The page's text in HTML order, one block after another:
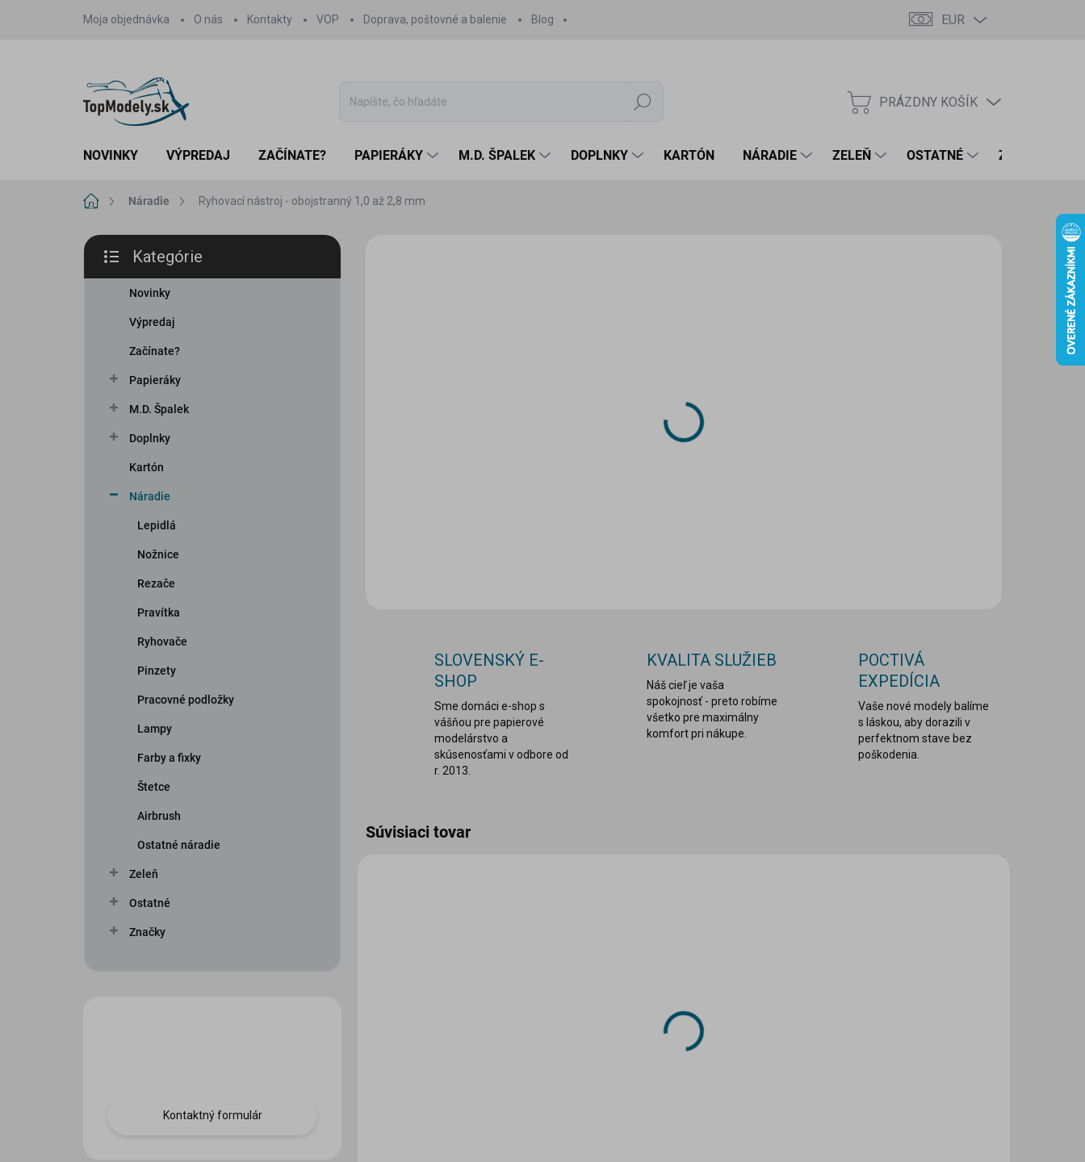
Moja objednávka O nás Kontakty VOP Doprava, poštovné a balenie Blog EUR
Hľadať
NÁKUPNÝ
PRÁZDNY KOŠÍK
NOVINKY VÝPREDAJ ZAČÍNATE? PAPIERÁKY M.D. ŠPALEK DOPLNKY KARTÓN NÁRADIE ZELEŇ OSTATNÉ ZNAČKY
DomovNáradie Ryhovací nástroj - obojstranný 1,0 až 2,8 mm
B
č
kategórie
Kategórie
Novinky
Výpredaj
Začínate?
Papieráky
M.D. Špalek
Doplnky
Kartón
Náradie
Lepidlá
Nožnice
Rezače
Pravítka
Ryhovače
Pinzety
Pracovné podložky
Lampy
Farby a fixky
Štetce
Airbrush
Ostatné náradie
Zeleň
Ostatné
Značky
Kontaktný formulár
MOŽNOSTI DORUČENIA
SLOVENSKÝ E-
SHOP
Sme domáci e-shop s
vášňou pre papierové
modelárstvo a
skúsenosťami v odbore od
r. 2013.
KVALITA SLUŽIEB
Náš cieľ je vaša
spokojnosť - preto robíme
všetko pre maximálny
komfort pri nákupe.
POCTIVÁ
EXPEDÍCIA
Vaše nové modely balíme
s láskou, aby dorazili v
perfektnom stave bez
poškodenia.
Súvisiaci tovar